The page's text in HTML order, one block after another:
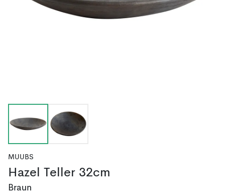
MUUBS
Hazel Teller 32cm
Braun